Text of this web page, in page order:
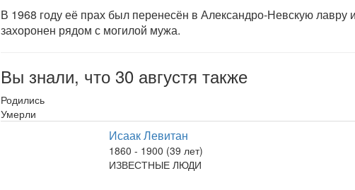
В 1968 году её прах был перенесён в Александро-Невскую лавру и
захоронен рядом с могилой мужа.
Вы знали, что 30 августя также
Родились
Умерли
Исаак Левитан
1860 - 1900 (39 лет)
ИЗВЕСТНЫЕ ЛЮДИ